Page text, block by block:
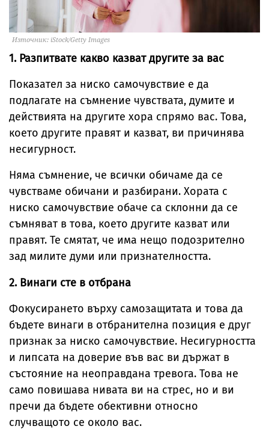
Източник: iStock/Getty Images
1. Разпитвате какво казват другите за вас
Показател за ниско самочувствие е да
подлагате на съмнение чувствата, думите и
действията на другите хора спрямо вас. Това,
което другите правят и казват, ви причинява
несигурност.
Няма съмнение, че всички обичаме да се
чувстваме обичани и разбирани. Хората с
ниско самочувствие обаче са склонни да се
съмняват в това, което другите казват или
правят. Те смятат, че има нещо подозрително
зад милите думи или признателността.
2. Винаги сте в отбрана
Фокусирането върху самозащитата и това да
бъдете винаги в отбранителна позиция е друг
признак за ниско самочувствие. Несигурността
и липсата на доверие във вас ви държат в
състояние на неоправдана тревога. Това не
само повишава нивата ви на стрес, но и ви
пречи да бъдете обективни относно
случващото се около вас.